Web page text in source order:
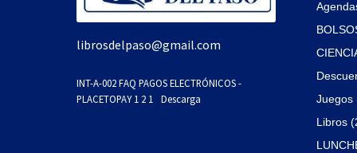
librosdelpaso@gmail.com
INT-A-002 FAQ PAGOS ELECTRÓNICOS -
PLACETOPAY 1 2 1
Descarga
Juegos
Libros